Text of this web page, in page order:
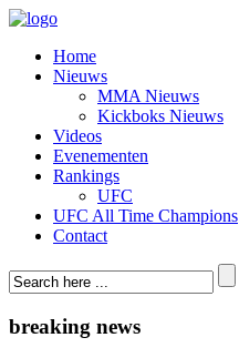
Home
Nieuws
MMA Nieuws
Kickboks Nieuws
Videos
Evenementen
Rankings
UFC
UFC All Time Champions
Contact
breaking news